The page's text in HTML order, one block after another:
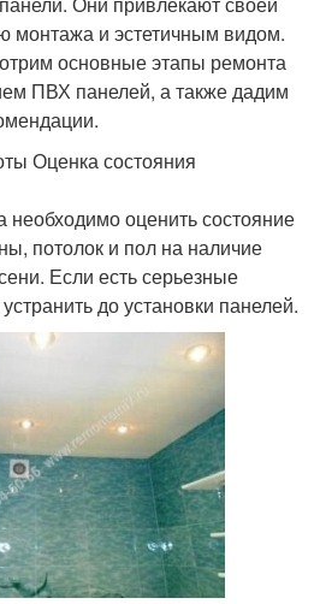
монтажа и эстетичным видом.
основные этапы ремонта
ПВХ панелей, а также дадим
Оценка состояния
оценить состояние
потолок и пол на наличие
Если есть серьезные
до установки панелей.